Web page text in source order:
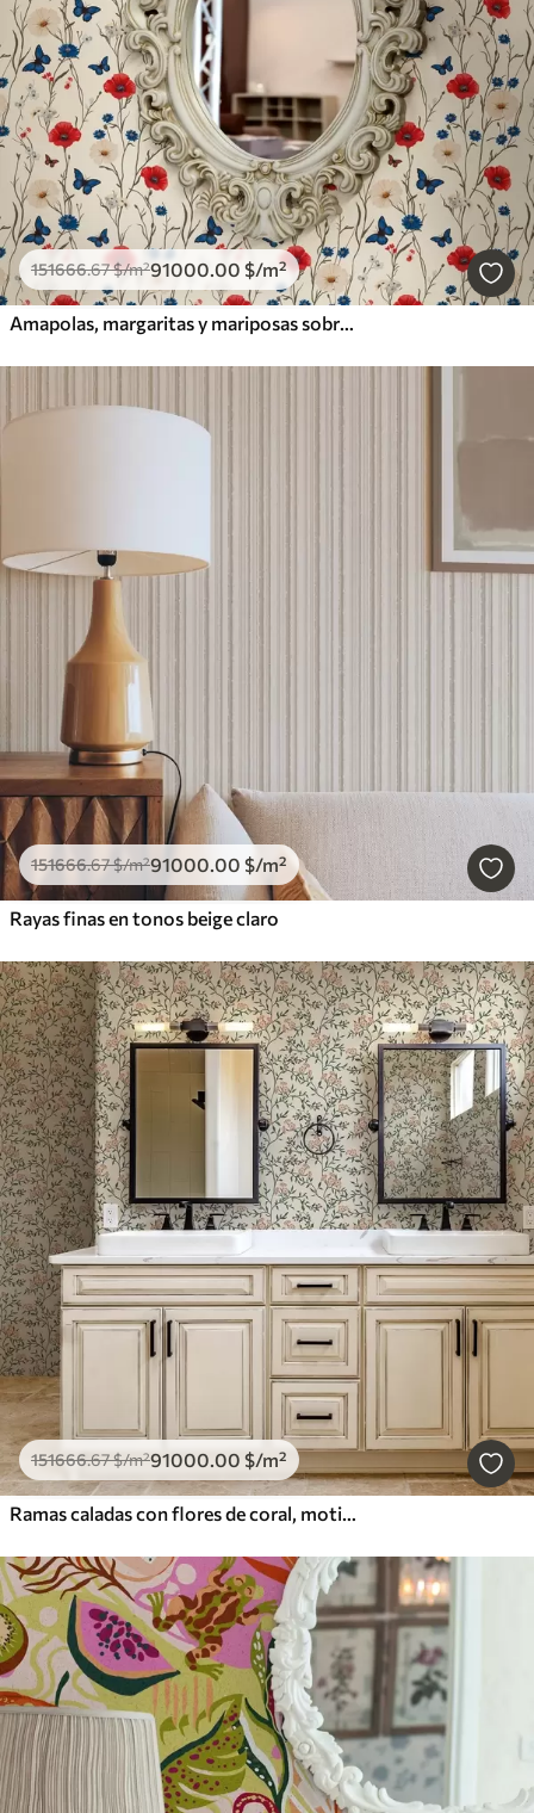
151666.67$/m²91000.00 $/m²
Amapolas, margaritas y mariposas sobre fondo blanco
151666.67$/m²91000.00 $/m²
Rayas finas en tonos beige claro
151666.67$/m²91000.00 $/m²
Ramas caladas con flores de coral, motivo floral